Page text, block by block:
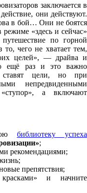
заключается в
они действуют.
в бой… Они не боятся
«здесь и сейчас»
по горной
чего не хватает тем,
целей», — драйва и
ещё раз и это важно
ставят цели, но при
непредвиденными
а включают
библиотеку успеха
;
рекомендациями;
препятствия;
и начните